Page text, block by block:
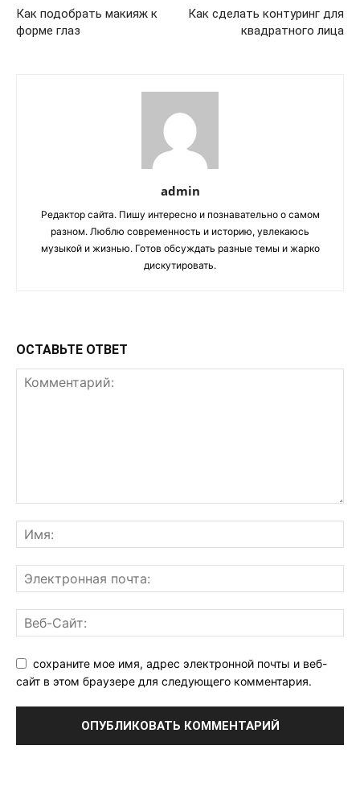
Как подобрать макияж к
форме глаз
Как сделать контуринг для
квадратного лица
admin
Редактор сайта. Пишу интересно и познавательно о самом
разном. Люблю современность и историю, увлекаюсь
музыкой и жизнью. Готов обсуждать разные темы и жарко
дискутировать.
ОСТАВЬТЕ ОТВЕТ
сохраните мое имя, адрес электронной почты и веб-
сайт в этом браузере для следующего комментария.